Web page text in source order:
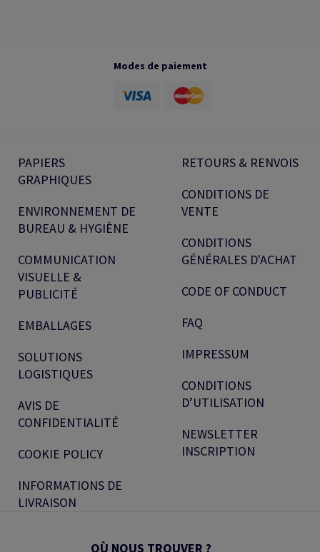
Modes de paiement
PAPIERS
GRAPHIQUES
ENVIRONNEMENT DE
BUREAU & HYGIÈNE
COMMUNICATION
VISUELLE &
PUBLICITÉ
EMBALLAGES
SOLUTIONS
LOGISTIQUES
AVIS DE
CONFIDENTIALITÉ
COOKIE POLICY
INFORMATIONS DE
LIVRAISON
RETOURS & RENVOIS
CONDITIONS DE
VENTE
CONDITIONS
GÉNÉRALES D'ACHAT
CODE OF CONDUCT
FAQ
IMPRESSUM
CONDITIONS
D’UTILISATION
NEWSLETTER
INSCRIPTION
OÙ NOUS TROUVER ?